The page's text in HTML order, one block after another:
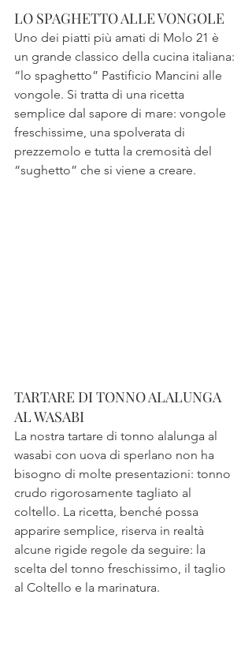
LO SPAGHETTO ALLE VONGOLE
Uno dei piatti più amati di Molo 21 è
un grande classico della cucina italiana:
“lo spaghetto” Pastificio Mancini alle
vongole. Si tratta di una ricetta
semplice dal sapore di mare: vongole
freschissime, una spolverata di
prezzemolo e tutta la cremosità del
“sughetto” che si viene a creare.
TARTARE DI TONNO ALALUNGA
AL WASABI
La nostra tartare di tonno alalunga al
wasabi con uova di sperlano non ha
bisogno di molte presentazioni: tonno
crudo rigorosamente tagliato al
coltello. La ricetta, benché possa
apparire semplice, riserva in realtà
alcune rigide regole da seguire: la
scelta del tonno freschissimo, il taglio
al Coltello e la marinatura.